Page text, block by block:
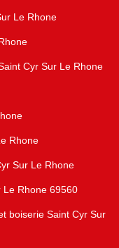
Le Rhone
Cyr Sur Le Rhone
Rhone
Sur Le Rhone
Le Rhone 69560
boiserie Saint Cyr Sur